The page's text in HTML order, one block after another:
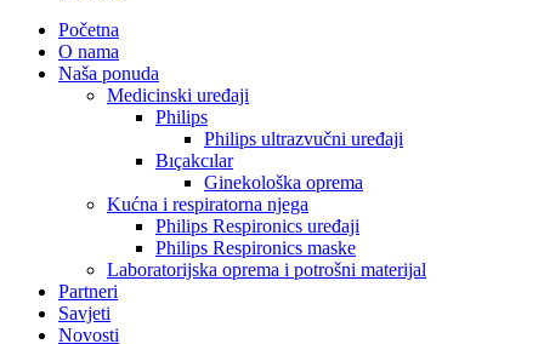
Početna
O nama
Naša ponuda
Medicinski uređaji
Philips
Philips ultrazvučni uređaji
Bıçakcılar
Ginekološka oprema
Kućna i respiratorna njega
Philips Respironics uređaji
Philips Respironics maske
Laboratorijska oprema i potrošni materijal
Partneri
Savjeti
Novosti